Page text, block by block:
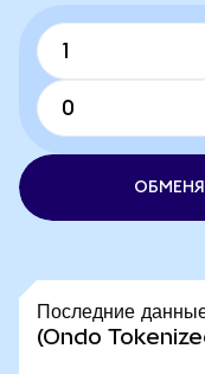
Последние
(Ondo